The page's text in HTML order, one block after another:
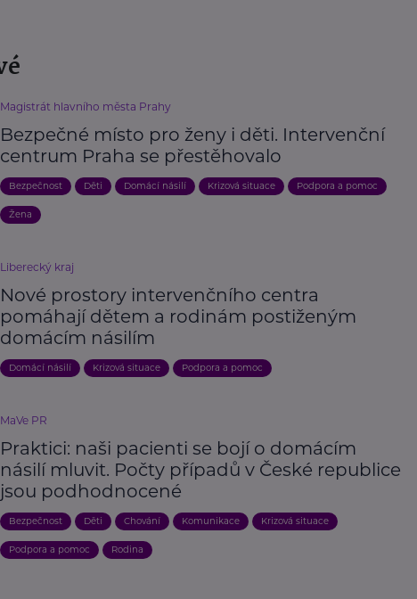
Magistrát hlavního města Prahy
Bezpečné místo pro ženy i děti. Intervenční
centrum Praha se přestěhovalo
Bezpečnost Děti Domácí násilí Krizová situace Podpora a pomoc
Žena
Liberecký kraj
Nové prostory intervenčního centra
pomáhají dětem a rodinám postiženým
domácím násilím
Domácí násilí Krizová situace Podpora a pomoc
MaVe PR
Praktici: naši pacienti se bojí o domácím
násilí mluvit. Počty případů v České republice
jsou podhodnocené
Bezpečnost Děti Chování Komunikace Krizová situace
Podpora a pomoc Rodina